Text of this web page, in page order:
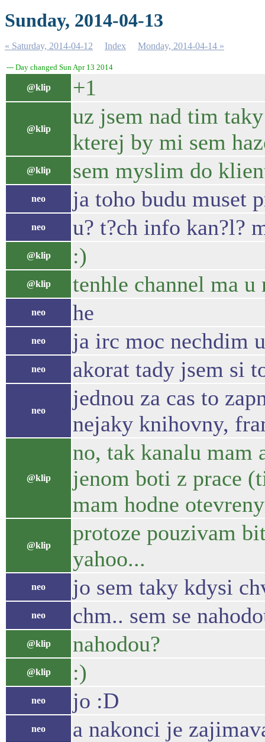
Sunday, 2014-04-13
« Saturday, 2014-04-12 Index Monday, 2014-04-14 »
--- Day changed Sun Apr 13 2014
@klip +1
@klip
uz jsem nad tim
kterej by mi sem
@klip sem myslim do
neo ja toho budu muset
neo u? t?ch info kan?l?
@klip :)
@klip tenhle channel ma
neo he
neo ja irc moc nechdim
neo akorat tady jsem si
neo
jednou za cas to
nejaky knihovny,
@klip
no, tak kanalu mam
jenom boti z prace
mam hodne
@klip
protoze pouzivam
yahoo...
neo jo sem taky kdysi
neo chm.. sem se
@klip nahodou?
@klip :)
neo jo :D
neo a nakonci je